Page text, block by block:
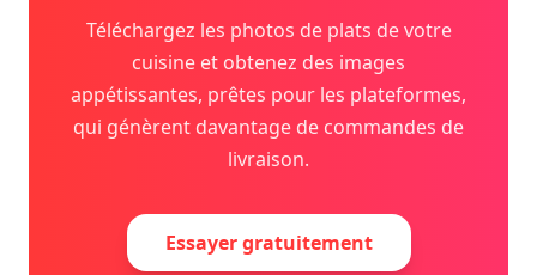
Téléchargez les photos de plats de votre
cuisine et obtenez des images
appétissantes, prêtes pour les plateformes,
qui génèrent davantage de commandes de
livraison.
Essayer gratuitement